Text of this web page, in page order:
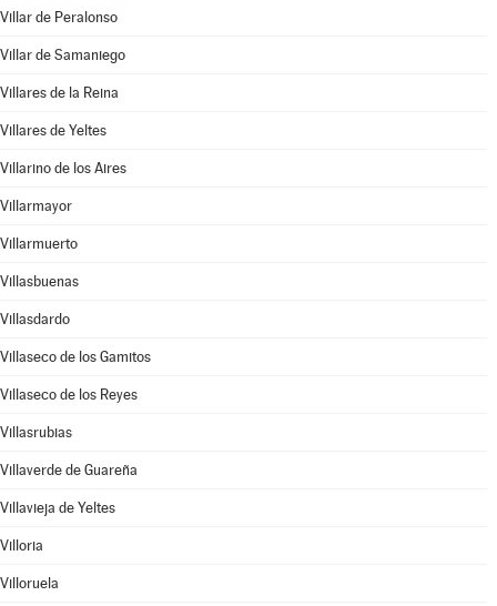
Villar de Peralonso
Villar de Samaniego
Villares de la Reina
Villares de Yeltes
Villarino de los Aires
Villarmayor
Villarmuerto
Villasbuenas
Villasdardo
Villaseco de los Gamitos
Villaseco de los Reyes
Villasrubias
Villaverde de Guareña
Villavieja de Yeltes
Villoria
Villoruela